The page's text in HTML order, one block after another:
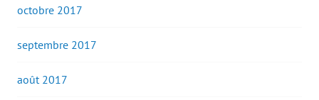
octobre 2017
septembre 2017
août 2017